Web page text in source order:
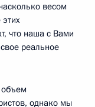
весом
что наша с Вами
реальное
объем
однако мы